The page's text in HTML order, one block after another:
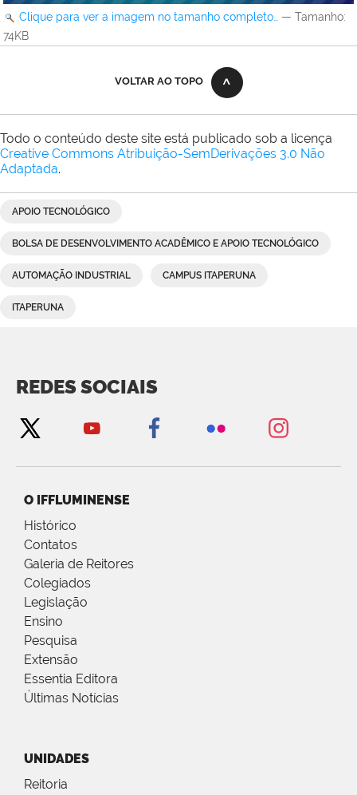
Clique para ver a imagem no tamanho completo… — Tamanho:
74KB
VOLTAR AO TOPO
Todo o conteúdo deste site está publicado sob a licença
Creative Commons Atribuição-SemDerivações 3.0 Não
Adaptada.
APOIO TECNOLÓGICO
BOLSA DE DESENVOLVIMENTO ACADÊMICO E APOIO TECNOLÓGICO
AUTOMAÇÃO INDUSTRIAL CAMPUS ITAPERUNA
ITAPERUNA
REDES SOCIAIS
O IFFLUMINENSE
Histórico
Contatos
Galeria de Reitores
Colegiados
Legislação
Ensino
Pesquisa
Extensão
Essentia Editora
Últimas Notícias
UNIDADES
Reitoria